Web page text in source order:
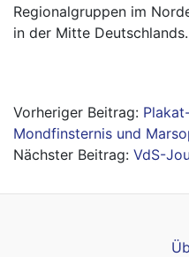
Regionalgruppen im
in der Mitte
Mondfinsternis und
VdS-